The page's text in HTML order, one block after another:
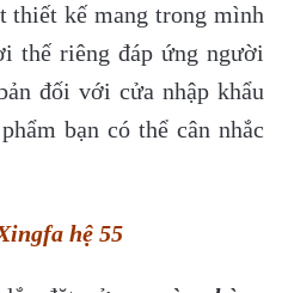
thiết kế mang trong mình
thế riêng đáp ứng người
đối với cửa nhập khẩu
bạn có thể cân nhắc
hệ 55